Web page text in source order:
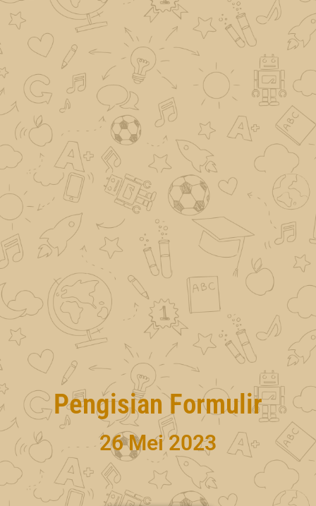
Pengisian Formulir
26 Mei 2023